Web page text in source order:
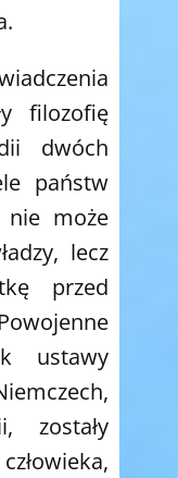
filozofię
dwóch
państw
nie może
lecz
przed
ustawy
zostały